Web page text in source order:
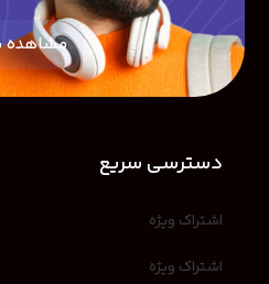
مشاهده
دسترسی سریع
اشتراک ویژه
اشتراک ویژه